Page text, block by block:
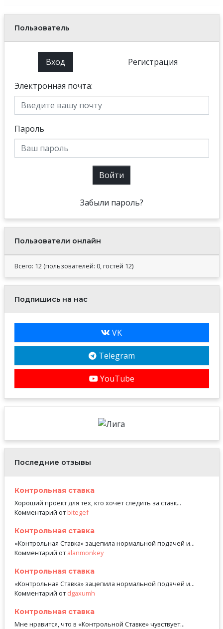
Пользователь
Вход Регистрация
Электронная почта:
Пароль
Войти
Забыли пароль?
Пользователи онлайн
Всего: 12 (пользователей: 0, гостей 12)
Подпишись на нас
VK
Telegram
YouTube
Последние отзывы
Контрольная ставка
Хороший проект для тех, кто хочет следить за ставк...
Комментарий отbitegef
Контрольная ставка
«Контрольная Ставка» зацепила нормальной подачей и...
Комментарий отalanmonkey
Контрольная ставка
«Контрольная Ставка» зацепила нормальной подачей и...
Комментарий отdgaxumh
Контрольная ставка
Мне нравится, что в «Контрольной Ставке» чувствует...